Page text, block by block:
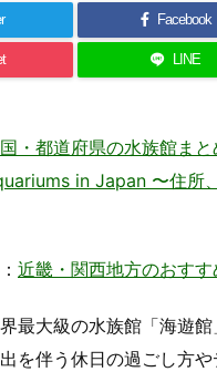
Facebook
LINE
・都道府県の水族館ま
in Japan 〜住所
近畿・関西地方のおす
最大級の水族館「海遊
を伴う休日の過ごし方